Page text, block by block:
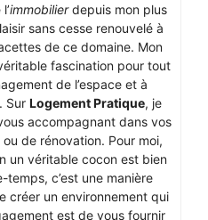
immobilierdepuis mon plus
sans cesse renouvelé à
de ce domaine. Mon
fascination pour tout
de l’espace et à
Sur Logement Pratique, je
accompagnant dans vos
de rénovation. Pour moi,
un véritable cocon est bien
temps, c’est une manière
créer un environnement qui
est de vous fournir